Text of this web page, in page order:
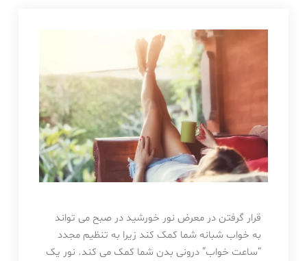
قرار گرفتن در معرض نور خورشید در صبح می تواند
به خواب شبانه شما کمک کند زیرا به تنظیم مجدد
“ساعت خواب” درونی بدن شما کمک می کند. نور یک